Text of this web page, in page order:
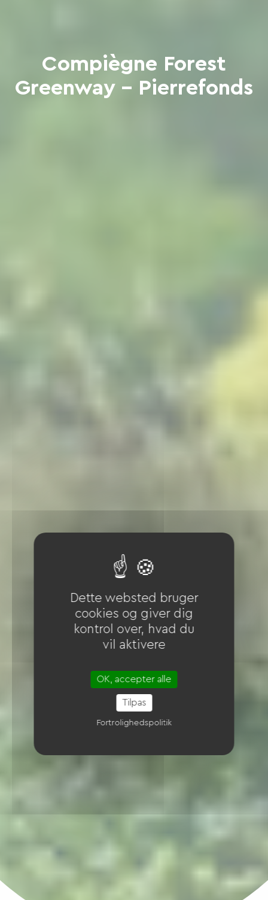
Compiègne Forest
Greenway - Pierrefonds
Dette websted bruger
cookies og giver dig
kontrol over, hvad du
vil aktivere
OK, accepter alle
Tilpas
Fortrolighedspolitik